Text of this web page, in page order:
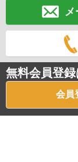
メ
無料会員登
会員